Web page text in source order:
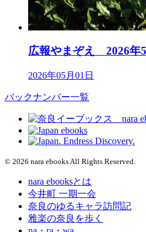
広報やまぞえ 2026年
2026年05月01日
バックナンバー一覧
© 2026 nara ebooks All Rights Reserved.
nara ebooksとは
今井町 一期一会
奈良のゆるキャラ訪問記
雅楽の奈良を歩く